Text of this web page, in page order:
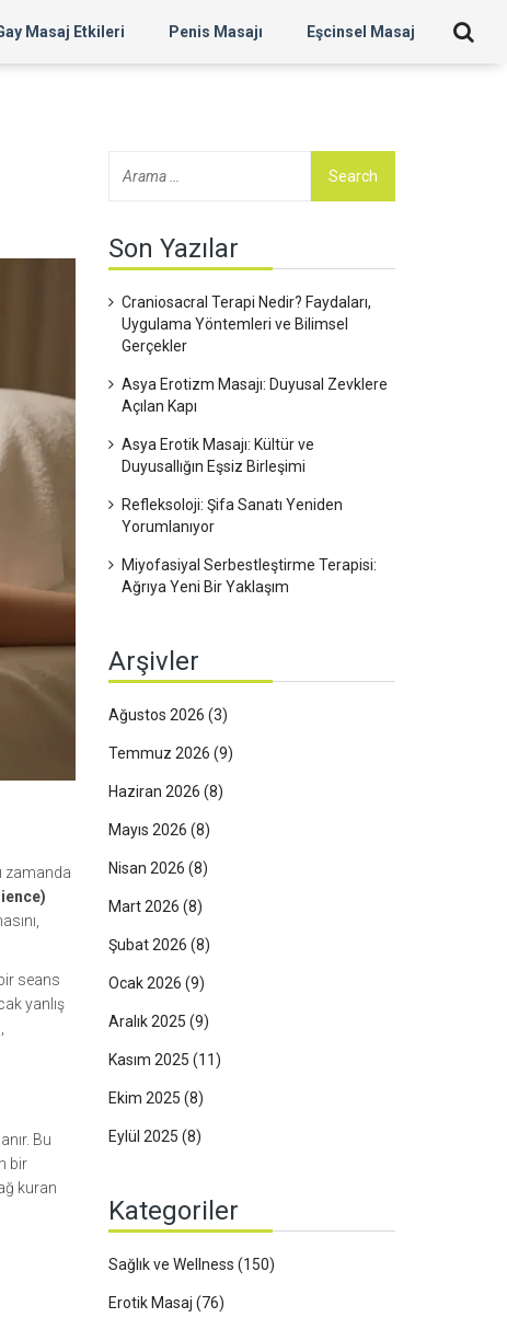
Masaj Etkileri Penis Masajı Eşcinsel Masaj
zamanda
seans
yanlış
Bu
bir
kuran
Son Yazılar
Craniosacral Terapi Nedir? Faydaları,
Uygulama Yöntemleri ve Bilimsel
Gerçekler
Asya Erotizm Masajı: Duyusal Zevklere
Açılan Kapı
Asya Erotik Masajı: Kültür ve
Duyusallığın Eşsiz Birleşimi
Refleksoloji: Şifa Sanatı Yeniden
Yorumlanıyor
Miyofasiyal Serbestleştirme Terapisi:
Ağrıya Yeni Bir Yaklaşım
Arşivler
Ağustos 2026 (3)
Temmuz 2026 (9)
Haziran 2026 (8)
Mayıs 2026 (8)
Nisan 2026 (8)
Mart 2026 (8)
Şubat 2026 (8)
Ocak 2026 (9)
Aralık 2025 (9)
Kasım 2025 (11)
Ekim 2025 (8)
Eylül 2025 (8)
Kategoriler
Sağlık ve Wellness (150)
Erotik Masaj (76)